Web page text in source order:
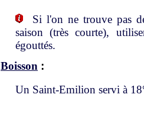
Si l'on ne trouve pas
saison (très courte),
égouttés.
Boisson :
Un Saint-Emilion servi à